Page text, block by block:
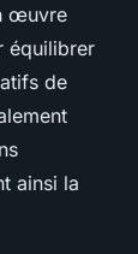
œuvre
équilibrer
de
ainsi la